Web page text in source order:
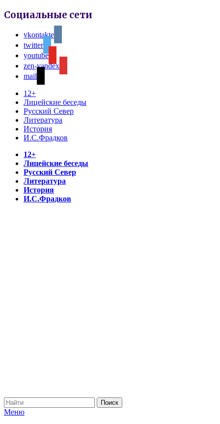
Социальные сети
vkontakte
twitter
youtube
zen-yandex
mail
12+
Лицейские беседы
Русский Север
Литература
История
И.С.Фрадков
12+
Лицейские беседы
Русский Север
Литература
История
И.С.Фрадков
Меню